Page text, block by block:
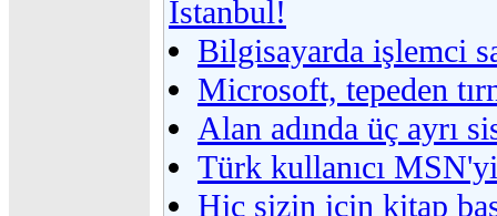
İstanbul!
Bilgisayarda işlemci
Microsoft, tepeden
Alan adında üç ayrı
Türk kullanıcı
Hiç sizin için kitap